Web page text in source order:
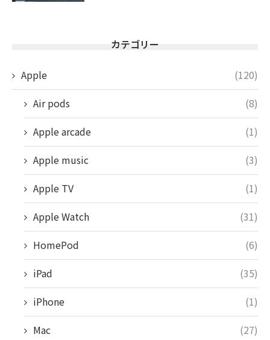
カテゴリー
Apple
(120)
Air pods
(8)
Apple arcade
(1)
Apple music
(3)
Apple TV
(1)
Apple Watch
(31)
HomePod
(6)
iPad
(35)
iPhone
(1)
Mac
(27)